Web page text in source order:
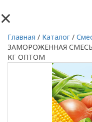
×
Главная / Каталог /
ЗАМОРОЖЕННАЯ
КГ ОПТОМ